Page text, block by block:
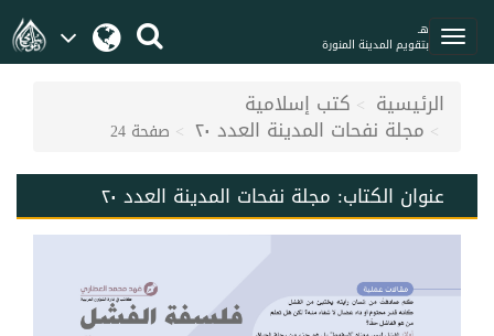
هـ
بتقويم المدينة المنورة
الرئيسية كتب إسلامية
مجلة نفحات المدينة العدد ٢٠ صفحة 24
عنوان الكتاب: مجلة نفحات المدينة العدد ٢٠